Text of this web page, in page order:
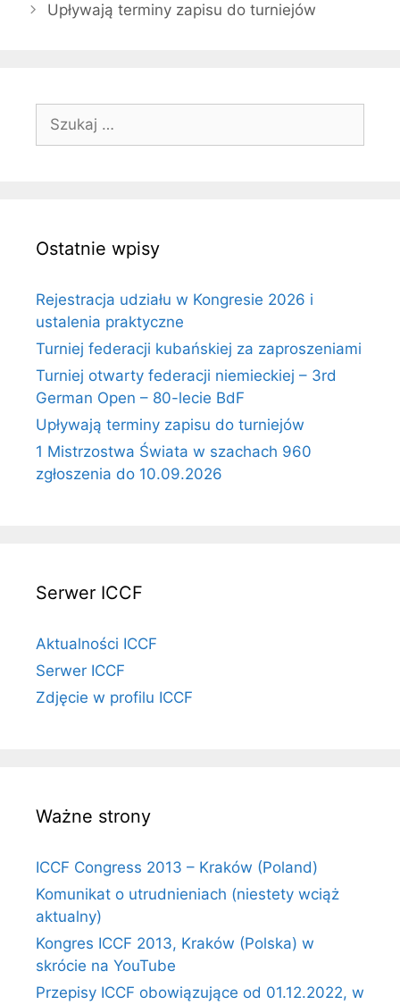
Upływają terminy zapisu do turniejów
Szukaj:
Ostatnie wpisy
Rejestracja udziału w Kongresie 2026 i
ustalenia praktyczne
Turniej federacji kubańskiej za zaproszeniami
Turniej otwarty federacji niemieckiej – 3rd
German Open – 80-lecie BdF
Upływają terminy zapisu do turniejów
1 Mistrzostwa Świata w szachach 960
zgłoszenia do 10.09.2026
Serwer ICCF
Aktualności ICCF
Serwer ICCF
Zdjęcie w profilu ICCF
Ważne strony
ICCF Congress 2013 – Kraków (Poland)
Komunikat o utrudnieniach (niestety wciąż
aktualny)
Kongres ICCF 2013, Kraków (Polska) w
skrócie na YouTube
Przepisy ICCF obowiązujące od 01.12.2022, w